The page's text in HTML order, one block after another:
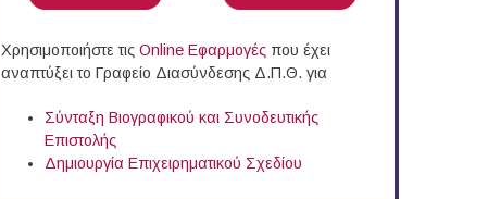
Χρησιμοποιήστε τις Online Eφαρμογές που έχει
αναπτύξει το Γραφείο Διασύνδεσης Δ.Π.Θ. για
Σύνταξη Βιογραφικού και Συνοδευτικής
Επιστολής
Δημιουργία Επιχειρηματικού Σχεδίου